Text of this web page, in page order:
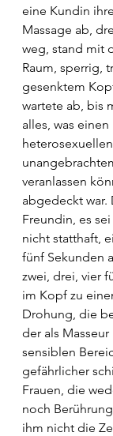
eine Kundin
Massage ab,
weg, stand mit
Raum, sperrig,
gesenktem
wartete ab, bis
alles, was
veranlassen
abgedeckt
Freundin, es
nicht statthaft,
fünf Sekunden
zwei, drei, vier
im Kopf zu
Drohung, die
der als
sensiblen
gefährlicher
Frauen, die
noch
ihm nicht die